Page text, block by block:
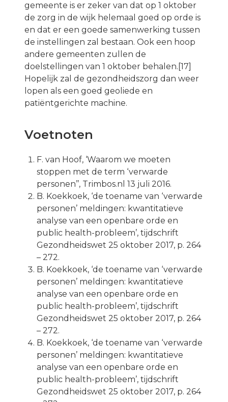
gemeente is er zeker van dat op 1 oktober
de zorg in de wijk helemaal goed op orde is
en dat er een goede samenwerking tussen
de instellingen zal bestaan. Ook een hoop
andere gemeenten zullen de
doelstellingen van 1 oktober behalen.[17]
Hopelijk zal de gezondheidszorg dan weer
lopen als een goed geoliede en
patiëntgerichte machine.
Voetnoten
F. van Hoof, ‘Waarom we moeten
stoppen met de term ‘verwarde
personen’’, Trimbos.nl 13 juli 2016.
B. Koekkoek, ‘de toename van ‘verwarde
personen’ meldingen: kwantitatieve
analyse van een openbare orde en
public health-probleem’, tijdschrift
Gezondheidswet 25 oktober 2017, p. 264
– 272.
B. Koekkoek, ‘de toename van ‘verwarde
personen’ meldingen: kwantitatieve
analyse van een openbare orde en
public health-probleem’, tijdschrift
Gezondheidswet 25 oktober 2017, p. 264
– 272.
B. Koekkoek, ‘de toename van ‘verwarde
personen’ meldingen: kwantitatieve
analyse van een openbare orde en
public health-probleem’, tijdschrift
Gezondheidswet 25 oktober 2017, p. 264